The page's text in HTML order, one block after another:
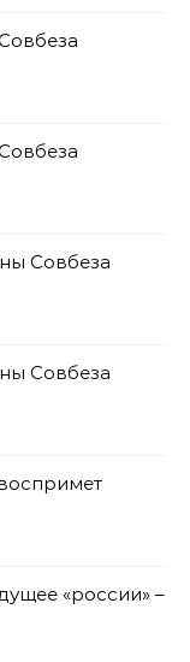
Совбеза
Совбеза
«россии» –